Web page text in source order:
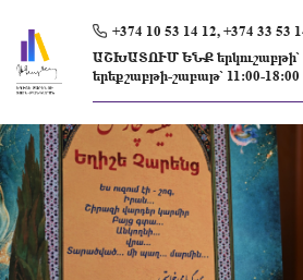
content
+374 10 53 14 12, +374 33 53
ԱՇԽԱՏՈՒՄ ԵՆՔ երկուշաբթի՝
երեքշաբթի-շաբաթ՝ 11։00-18։00